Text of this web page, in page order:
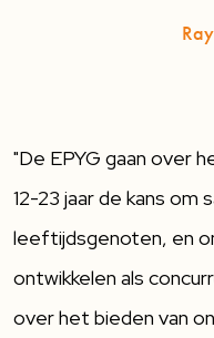
"De EPYG gaan over
12-23 jaar de kans om
leeftijdsgenoten, en
ontwikkelen als
over het bieden van